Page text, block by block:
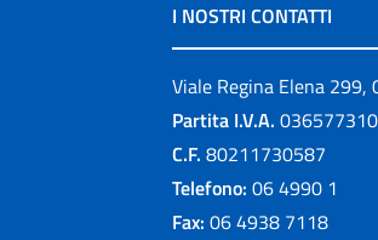
I NOSTRI CONTATTI
Viale Regina Elena 299,
Partita I.V.A.
C.F. 80211730587
Telefono: 06 4990 1
Fax: 06 4938 7118